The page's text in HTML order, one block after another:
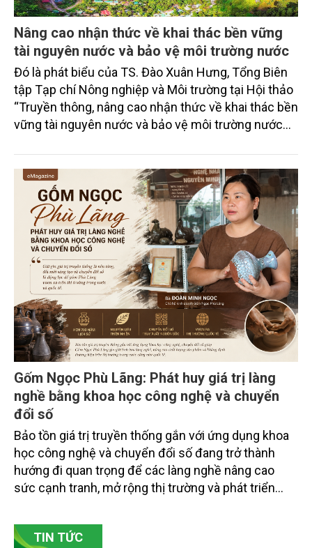
Nâng cao nhận thức về khai thác bền vững
tài nguyên nước và bảo vệ môi trường nước
Đó là phát biểu của TS. Đào Xuân Hưng, Tổng Biên
tập Tạp chí Nông nghiệp và Môi trường tại Hội thảo
“Truyền thông, nâng cao nhận thức về khai thác bền
vững tài nguyên nước và bảo vệ môi trường nước
trường phối hợp với Sở Nông nghiệp và Môi trường
tỉnh Lai Châu tổ chức ngày 10/7/2026. Hội thảo thu
hút sự tham gia của hơn 100 đại biểu là lãnh đạo
các đơn vị thuộc Bộ Nông nghiệp và Môi trường,
chuyên gia, nhà khoa học, Sở Nông nghiệp và Môi
trường tỉnh Lai Châu và đại diện các cơ quan đơn vị
doanh nghiệp ở các tỉnh miền núi phía Bắc.
Gốm Ngọc Phù Lãng: Phát huy giá trị làng
nghề bằng khoa học công nghệ và chuyển
đổi số
Bảo tồn giá trị truyền thống gắn với ứng dụng khoa
học công nghệ và chuyển đổi số đang trở thành
hướng đi quan trọng để các làng nghề nâng cao
sức cạnh tranh, mở rộng thị trường và phát triển
Bắc Ninh, nhiều nghệ nhân và cơ sở sản xuất đã
chủ động đổi mới tư duy, đầu tư công nghệ, xây
TIN TỨC